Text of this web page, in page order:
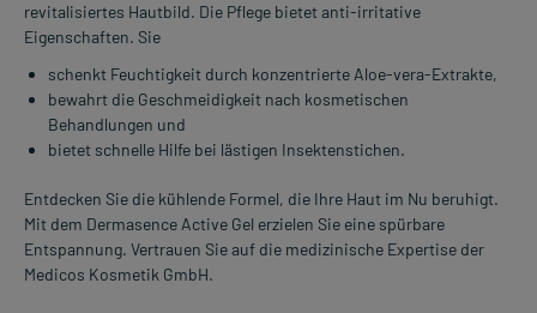
revitalisiertes Hautbild. Die Pflege bietet anti-irritative
Eigenschaften. Sie
schenkt Feuchtigkeit durch konzentrierte Aloe-vera-Extrakte,
bewahrt die Geschmeidigkeit nach kosmetischen
Behandlungen und
bietet schnelle Hilfe bei lästigen Insektenstichen.
Entdecken Sie die kühlende Formel, die Ihre Haut im Nu beruhigt.
Mit dem Dermasence Active Gel erzielen Sie eine spürbare
Entspannung. Vertrauen Sie auf die medizinische Expertise der
Medicos Kosmetik GmbH.